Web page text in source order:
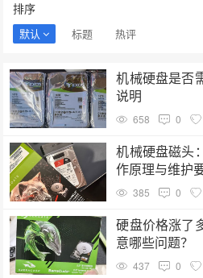
硬盘采购(474)
希捷硬盘(471)
A100(139)
显卡价格(139)
硬
硬盘质保(137)
显卡A100(136)
硬盘真伪鉴别(134)
硬盘转速(132)
排序
默认 标题 热评
机械硬盘是否
说明
658 0
机械硬盘磁头
作原理与维护
385 0
硬盘价格涨了
意哪些问题？
437 0